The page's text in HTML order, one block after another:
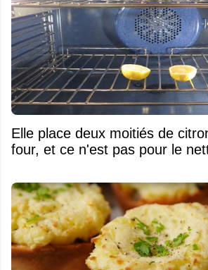
Elle place deux moitiés de
four, et ce n'est pas pour le